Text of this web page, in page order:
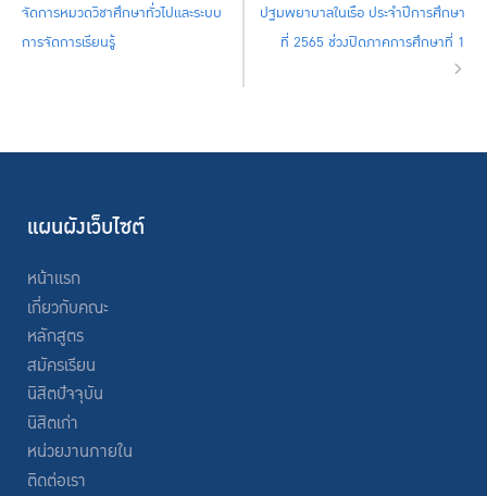
จัดการหมวดวิชาศึกษาทั่วไปและระบบ
การจัดการเรียนรู้
ปฐมพยาบาลในเรือ ประจำปีการศึกษา
ที่ 2565 ช่วงปิดภาคการศึกษาที่ 1
แผนผังเว็บไซต์
หน้าแรก
เกี่ยวกับคณะ
หลักสูตร
สมัครเรียน
นิสิตปัจจุบัน
นิสิตเก่า
หน่วยงานภายใน
ติดต่อเรา